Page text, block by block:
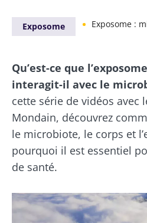
Exposome Exposome :
Qu’est-ce que
interagit-il avec le
cette série de vidéos avec
Mondain, découvrez
le microbiote, le corps et
pourquoi il est essentiel
de santé.